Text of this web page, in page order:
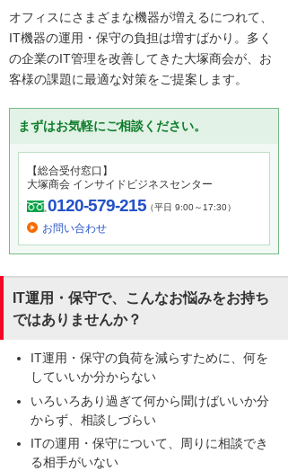
オフィスにさまざまな機器が増えるにつれて、
IT機器の運用・保守の負担は増すばかり。多く
の企業のIT管理を改善してきた大塚商会が、お
客様の課題に最適な対策をご提案します。
まずはお気軽にご相談ください。
【総合受付窓口】
大塚商会 インサイドビジネスセンター
0120-579-215（平日 9:00～17:30）
お問い合わせ
IT運用・保守で、こんなお悩みをお持ち
ではありませんか？
IT運用・保守の負荷を減らすために、何を
していいか分からない
いろいろあり過ぎて何から聞けばいいか分
からず、相談しづらい
ITの運用・保守について、周りに相談でき
る相手がいない